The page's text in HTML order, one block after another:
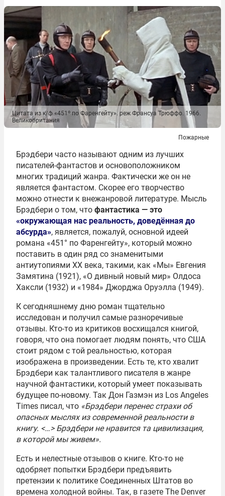
Цитата из к/ф «451º по Фаренгейту». реж Франсуа Трюффо. 1966.
Великобритания
Пожарные
Брэдбери часто называют одним из лучших
писателей-фантастов и основоположником
многих традиций жанра. Фактически же он не
является фантастом. Скорее его творчество
можно отнести к внежанровой литературе. Мысль
Брэдбери о том, что фантастика — это
«окружающая нас реальность, доведённая до
абсурда», является, пожалуй, основной идеей
романа «451° по Фаренгейту», который можно
поставить в один ряд со знаменитыми
антиутопиями ХХ века, такими, как «Мы» Евгения
Замятина (1921), «О дивный новый мир» Олдоса
Хаксли (1932) и «1984» Джорджа Оруэлла (1949).
К сегодняшнему дню роман тщательно
исследован и получил самые разноречивые
отзывы. Кто-то из критиков восхищался книгой,
говоря, что она помогает людям понять, что США
стоит рядом с той реальностью, которая
изображена в произведении. Есть те, кто хвалит
Брэдбери как талантливого писателя в жанре
научной фантастики, который умеет показывать
будущее по-новому. Так Дон Газмэн из Los Angeles
Times писал, что «Брэдбери перенес страхи об
опасных мыслях из современной реальности в
книгу. <…> Брэдбери не нравится та цивилизация,
в которой мы живем».
Есть и нелестные отзывов о книге. Кто-то не
одобряет попытки Брэдбери предъявить
претензии к политике Соединенных Штатов во
времена холодной войны. Так, в газете The Denver